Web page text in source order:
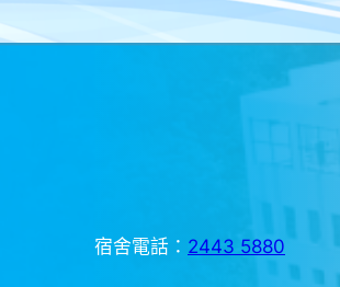
宿舍電話： 2443 5880